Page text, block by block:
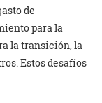
de
para la
la transición, la
Estos desafíos